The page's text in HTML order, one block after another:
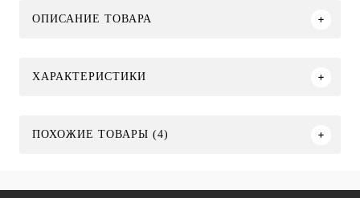
ОПИСАНИЕ ТОВАРА
ХАРАКТЕРИСТИКИ
ПОХОЖИЕ ТОВАРЫ (4)